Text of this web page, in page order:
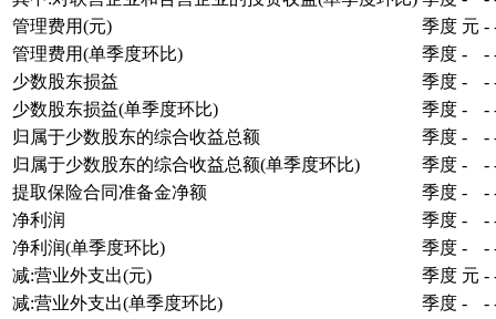
管理费用(元)
季度 元 -
管理费用(单季度环比)
季度 - -
少数股东损益
季度 - -
少数股东损益(单季度环比)
季度 - -
归属于少数股东的综合收益总额
季度 - -
归属于少数股东的综合收益总额(单季度环比)
季度 - -
提取保险合同准备金净额
季度 - -
净利润
季度 - -
净利润(单季度环比)
季度 - -
减:营业外支出(元)
季度 元 -
减:营业外支出(单季度环比)
季度 - -